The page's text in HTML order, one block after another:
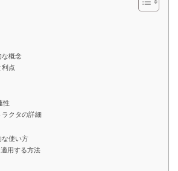
な概念
点
性
クタの詳細
使い方
用する方法